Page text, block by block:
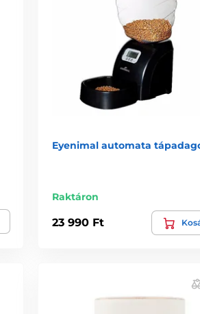
Eyenimal automata
Raktáron
23 990 Ft